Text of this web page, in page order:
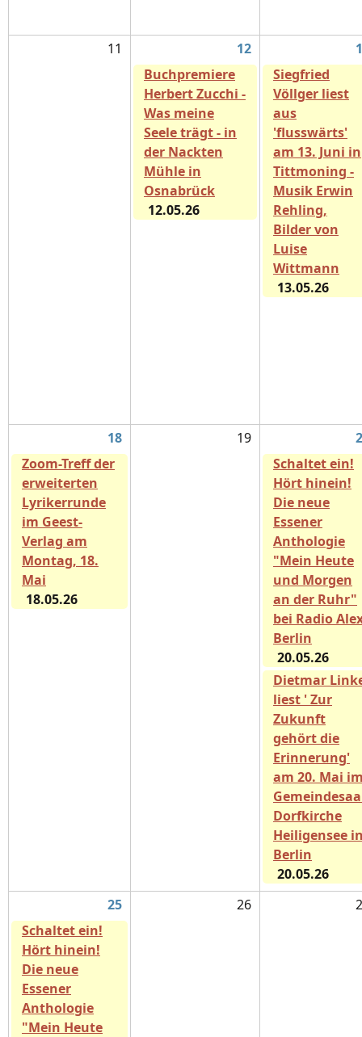
11 12
Buchpremiere
Herbert Zucchi -
Was meine
Seele trägt - in
der Nackten
Mühle in
Osnabrück
12.05.26
Siegfried
Völlger liest
aus
'flusswärts'
am 13. Juni in
Tittmoning -
Musik Erwin
Rehling,
Bilder von
Luise
Wittmann
13.05.26
18 19
Zoom-Treff der
erweiterten
Lyrikerrunde
im Geest-
Verlag am
Montag, 18.
Mai
18.05.26
Schaltet ein!
Hört hinein!
Die neue
Essener
Anthologie
"Mein Heute
und Morgen
an der Ruhr"
bei Radio
Berlin
20.05.26
Dietmar
liest ' Zur
Zukunft
gehört die
Erinnerung'
am 20. Mai
Dorfkirche
Heiligensee
Berlin
20.05.26
25
26
Schaltet ein!
Hört hinein!
Die neue
Essener
Anthologie
"Mein Heute